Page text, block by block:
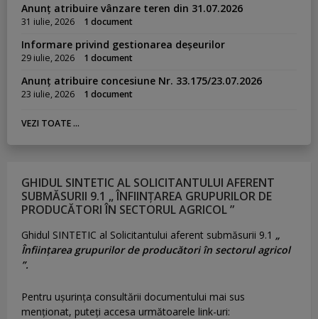
Anunț atribuire vânzare teren din 31.07.2026
31 iulie, 2026 1 document
Informare privind gestionarea deșeurilor
29 iulie, 2026 1 document
Anunț atribuire concesiune Nr. 33.175/23.07.2026
23 iulie, 2026 1 document
VEZI TOATE ...
GHIDUL SINTETIC AL SOLICITANTULUI AFERENT
SUBMĂSURII 9.1 „ ÎNFIINȚAREA GRUPURILOR DE
PRODUCĂTORI ÎN SECTORUL AGRICOL ”
Ghidul SINTETIC al Solicitantului aferent submăsurii 9.1 „
Înființarea grupurilor de producători în sectorul agricol
”.
Pentru uşurinţa consultării documentului mai sus
menţionat, puteţi accesa următoarele link-uri: